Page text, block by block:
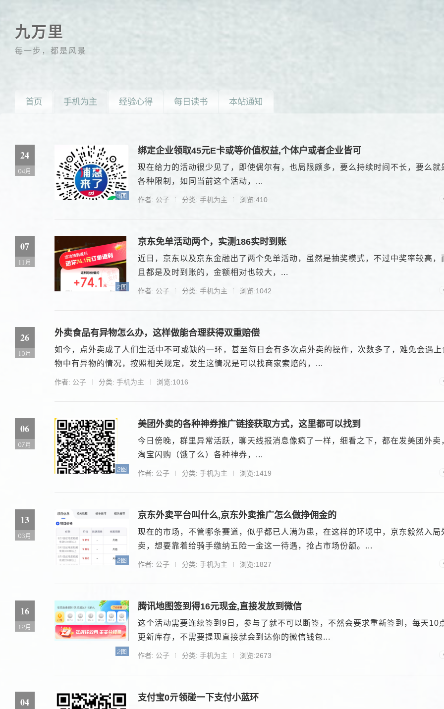
九万里
每一步，都是风景
首页 手机为主 经验心得 每日读书 本站通知
24
04月
绑定企业领取45元E卡或等价值权益,个体户或者企业皆可
3图
现在给力的活动很少见了，即使偶尔有，也局限颇多，要么持续时间不长，要么就
各种限制，如同当前这个活动，...
作者: 公子 分类: 手机为主 浏览:410
07
11月
京东免单活动两个，实测186实时到账
2图
近日，京东以及京东金融出了两个免单活动，虽然是抽奖模式，不过中奖率较高，
且都是及时到账的，金额相对也较大，...
作者: 公子 分类: 手机为主 浏览:1042
26
10月
外卖食品有异物怎么办，这样做能合理获得双重赔偿
如今，点外卖成了人们生活中不可或缺的一环，甚至每日会有多次点外卖的操作，次数多了，难免会遇上
物中有异物的情况，按照相关规定，发生这情况是可以找商家索赔的，...
作者: 公子 分类: 手机为主 浏览:1016
06
07月
美团外卖的各种神券推广链接获取方式，这里都可以找到
2图
今日傍晚，群里异常活跃，聊天线报消息像疯了一样，细看之下，都在发美团外卖
淘宝闪购（饿了么）各种神券，...
作者: 公子 分类: 手机为主 浏览:1419
13
03月
京东外卖平台叫什么,京东外卖推广怎么做挣佣金的
2图
现在的市场，不管哪条赛道，似乎都已人满为患，在这样的环境中，京东毅然入局
卖，想要靠着给骑手缴纳五险一金这一待遇，抢占市场份额。...
作者: 公子 分类: 手机为主 浏览:1827
16
12月
腾讯地图签到得16元现金,直接发放到微信
2图
这个活动需要连续签到9日，参与了就不可以断签，不然会要求重新签到，每天10
更新库存，不需要提现直接就会到达你的微信钱包...
作者: 公子 分类: 手机为主 浏览:2673
04 支付宝0亓领碰一下支付小蓝环